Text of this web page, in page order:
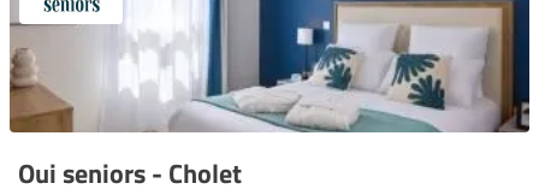
Oui seniors - Cholet